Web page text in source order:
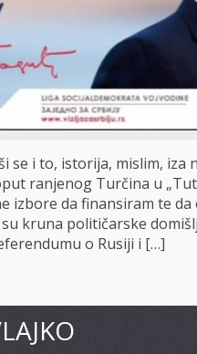
se i to, istorija, mislim, iza
ranjenog Turčina u
izbore da finansiram te
kruna političarske
o Rusiji i […]